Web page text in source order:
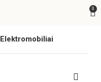
0
Elektromobiliai